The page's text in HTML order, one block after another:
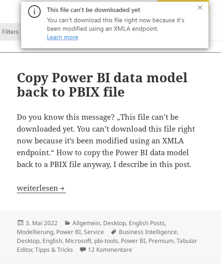
Copy Power BI data model
back to PBIX file
Do you know this message? „This file can’t be
downloaded yet. You can’t download this file right
now because it’s been modified using an XMLA
endpoint.“ How to copy the Power BI data model
back to a PBIX file anyway, I describe in this post.
Copy Power BI data model back to PBIX file
weiterlesen
Veröffentlicht
am
3. Mai 2022 Kategorien
Allgemein, Desktop, English Posts,
Modellierung, Power BI,Service Schlagwörter
Business Intelligence,
Desktop, English, Microsoft, pbi-tools, Power BI, Premium,Tabular
Editor,Tipps & Tricks 12 Kommentare